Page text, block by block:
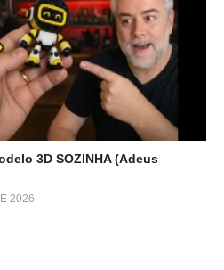
3D SOZINHA (Adeus
2026